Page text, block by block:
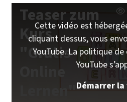
Teaser zum
Kurs
"Gratis
Online
Lernen"
Cette vidéo est
cliquant dessus, vous
YouTube. La politique
YouTube
Démarrer la